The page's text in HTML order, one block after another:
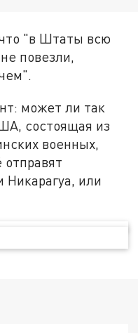
"в Штаты всю
повезли,
может ли так
состоящая из
военных,
отправят
Никарагуа, или